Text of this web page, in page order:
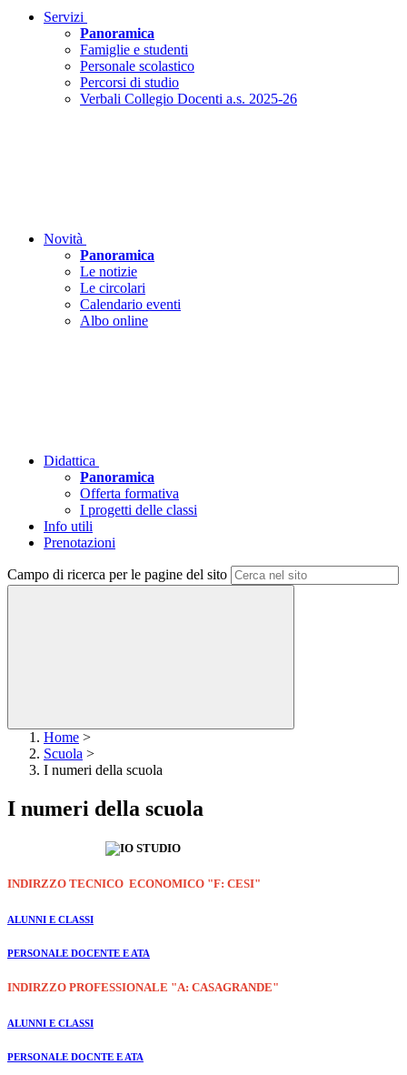
Servizi
Panoramica
Famiglie e studenti
Personale scolastico
Percorsi di studio
Verbali Collegio Docenti a.s. 2025-26
Novità
Panoramica
Le notizie
Le circolari
Calendario eventi
Albo online
Didattica
Panoramica
Offerta formativa
I progetti delle classi
Info utili
Prenotazioni
Campo di ricerca per le pagine del sito
Home >
Scuola >
I numeri della scuola
I numeri della scuola
INDIRZZO TECNICO ECONOMICO "F: CESI"
ALUNNI E CLASSI
PERSONALE DOCENTE E ATA
INDIRZZO PROFESSIONALE "A: CASAGRANDE"
ALUNNI E CLASSI
PERSONALE DOCNTE E ATA